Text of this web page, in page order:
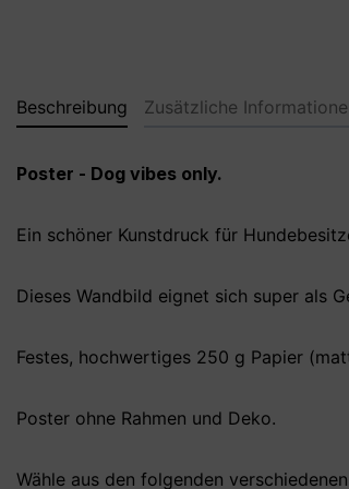
Beschreibung Zusätzliche
Poster - Dog vibes only.
Ein schöner Kunstdruck für
Dieses Wandbild eignet sich super als
Festes, hochwertiges 250 g Papier
Poster ohne Rahmen und Deko.
Wähle aus den folgenden verschiedenen